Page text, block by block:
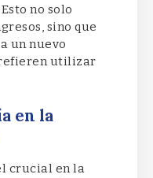
no solo
sino que
un nuevo
utilizar
en la
crucial en la